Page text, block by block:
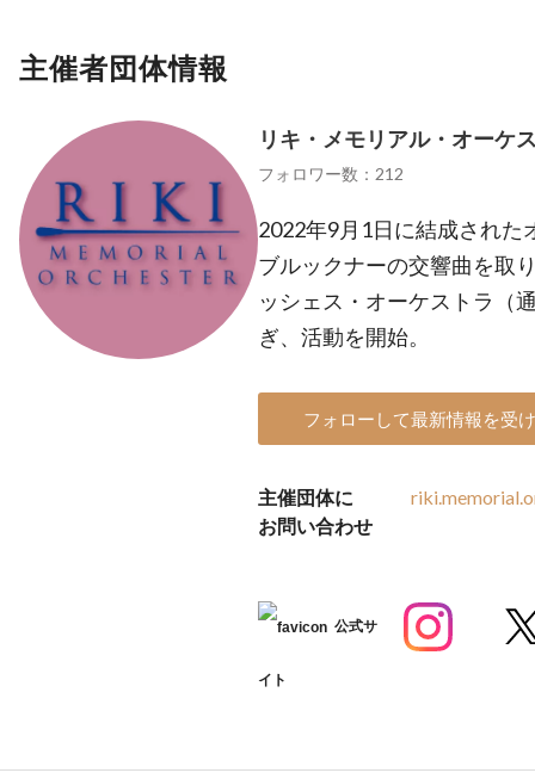
主催者団体情報
リキ・メモリアル・オーケ
フォロワー数：212
2022年9月1日に結成された
ブルックナーの交響曲を取
ッシェス・オーケストラ（
ぎ、活動を開始。
フォローして最新情報を受
主催団体に
お問い合わせ
公式サ
イト